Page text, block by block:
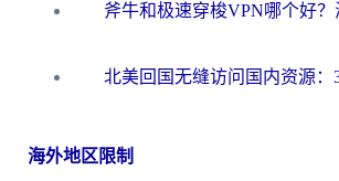
海外地区限制